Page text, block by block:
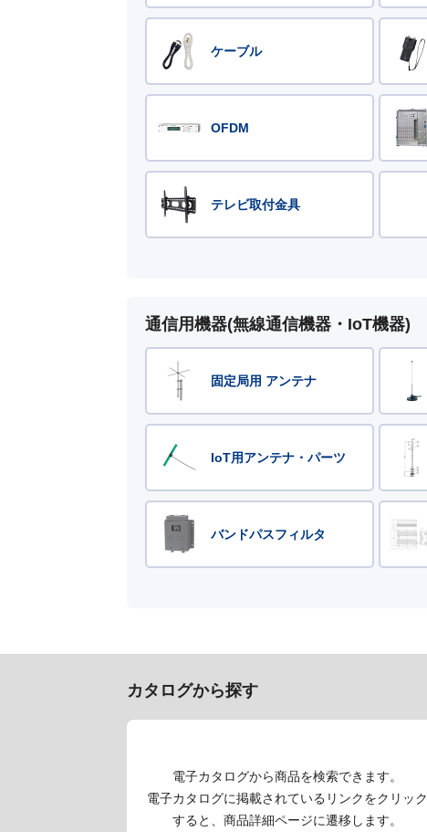
ケーブル
OFDM
テレビ取付金具
通信用機器(無線通信機器・IoT機器)
固定局用 アンテナ
IoT用アンテナ・パーツ
バンドパスフィルタ
カタログから探す
電子カタログから商品を検索できます。
電子カタログに掲載されているリンクをクリック
すると、商品詳細ページに遷移します。